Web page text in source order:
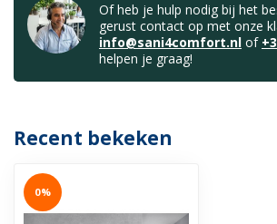
Of heb je hulp nodig bij het
gerust contact op met onze
info@sani4comfort.nl of
helpen je graag!
Recent bekeken
0%